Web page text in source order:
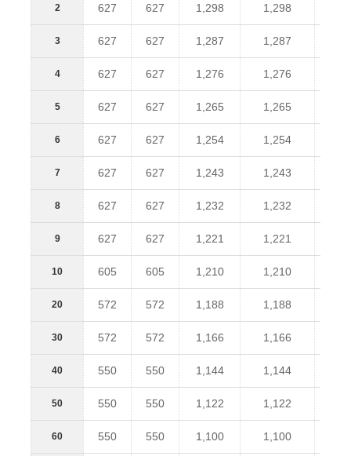
2 627 627 1,298 1,298
3 627 627 1,287 1,287
4 627 627 1,276 1,276
5 627 627 1,265 1,265
6 627 627 1,254 1,254
7 627 627 1,243 1,243
8 627 627 1,232 1,232
9 627 627 1,221 1,221
10 605 605 1,210 1,210
20 572 572 1,188 1,188
30 572 572 1,166 1,166
40 550 550 1,144 1,144
50 550 550 1,122 1,122
60 550 550 1,100 1,100